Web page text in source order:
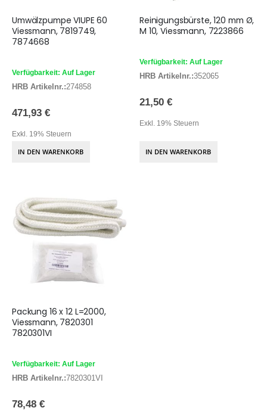
Umwälzpumpe VIUPE 60
Viessmann, 7819749,
7874668
Verfügbarkeit: Auf Lager
HRB Artikelnr.:274858
471,93 €
Exkl. 19% Steuern
IN DEN WARENKORB
Reinigungsbürste, 120 mm Ø,
M 10, Viessmann, 7223866
Verfügbarkeit: Auf Lager
HRB Artikelnr.:352065
21,50 €
Exkl. 19% Steuern
IN DEN WARENKORB
Packung 16 x 12 L=2000,
Viessmann, 7820301
7820301VI
Verfügbarkeit: Auf Lager
HRB Artikelnr.:7820301VI
78,48 €